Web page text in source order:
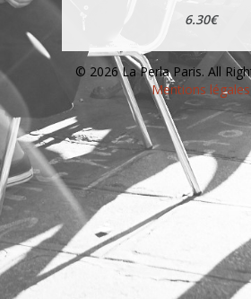
6.30€
© 2026 La Perla Paris. All
Mentions légales